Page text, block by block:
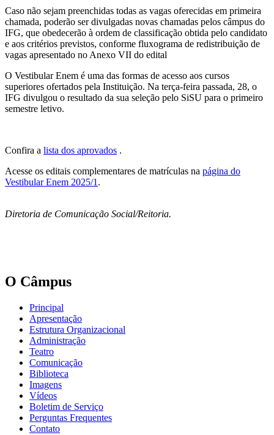
Caso não sejam preenchidas todas as vagas oferecidas em primeira
chamada, poderão ser divulgadas novas chamadas pelos câmpus do
IFG, que obedecerão à ordem de classificação obtida pelo candidato
e aos critérios previstos, conforme fluxograma de redistribuição de
vagas apresentado no Anexo VII do edital
O Vestibular Enem é uma das formas de acesso aos cursos
superiores ofertados pela Instituição. Na terça-feira passada, 28, o
IFG divulgou o resultado da sua seleção pelo SiSU para o primeiro
semestre letivo.
Confira a lista dos aprovados .
Acesse os editais complementares de matrículas na página do
Vestibular Enem 2025/1.
Diretoria de Comunicação Social/Reitoria.
O Câmpus
Principal
Apresentação
Estrutura Organizacional
Administração
Teatro
Comunicação
Biblioteca
Imagens
Vídeos
Boletim de Serviço
Perguntas Frequentes
Contato